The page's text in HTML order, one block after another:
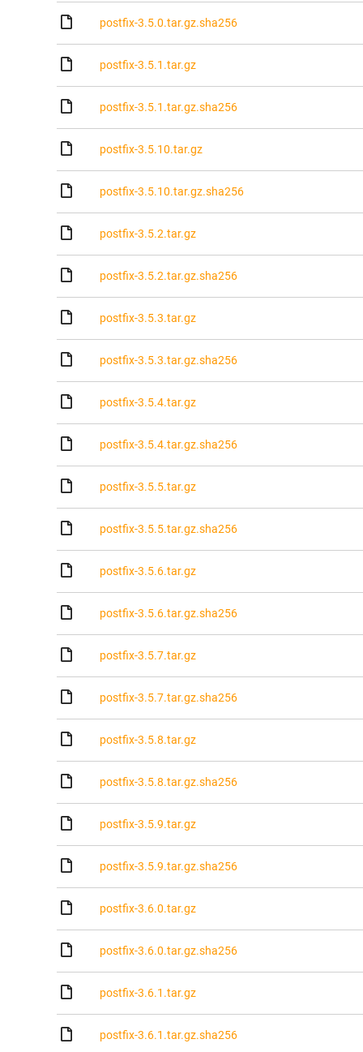
postfix-3.5.0.tar.gz.sha256
postfix-3.5.1.tar.gz
postfix-3.5.1.tar.gz.sha256
postfix-3.5.10.tar.gz
postfix-3.5.10.tar.gz.sha256
postfix-3.5.2.tar.gz
postfix-3.5.2.tar.gz.sha256
postfix-3.5.3.tar.gz
postfix-3.5.3.tar.gz.sha256
postfix-3.5.4.tar.gz
postfix-3.5.4.tar.gz.sha256
postfix-3.5.5.tar.gz
postfix-3.5.5.tar.gz.sha256
postfix-3.5.6.tar.gz
postfix-3.5.6.tar.gz.sha256
postfix-3.5.7.tar.gz
postfix-3.5.7.tar.gz.sha256
postfix-3.5.8.tar.gz
postfix-3.5.8.tar.gz.sha256
postfix-3.5.9.tar.gz
postfix-3.5.9.tar.gz.sha256
postfix-3.6.0.tar.gz
postfix-3.6.0.tar.gz.sha256
postfix-3.6.1.tar.gz
postfix-3.6.1.tar.gz.sha256